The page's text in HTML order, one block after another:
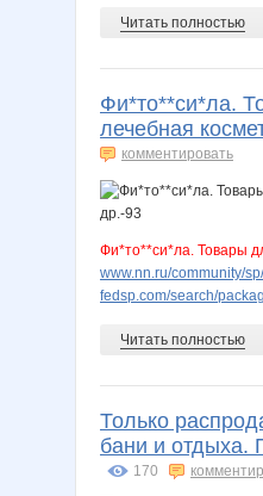
Читать полностью
Фи*то**си*ла.
лечебная
комментировать
Фи*то**си*ла. Товары
www.nn.ru/community/
fedsp.com/search/
Читать полностью
Только
бани и отдыха.
170